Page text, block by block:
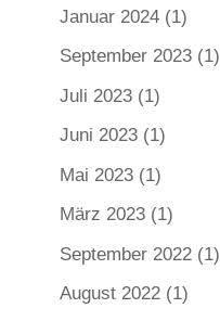
Januar 2024(1)
September 2023(1)
Juli 2023(1)
Juni 2023(1)
Mai 2023(1)
März 2023(1)
September 2022(1)
August 2022(1)